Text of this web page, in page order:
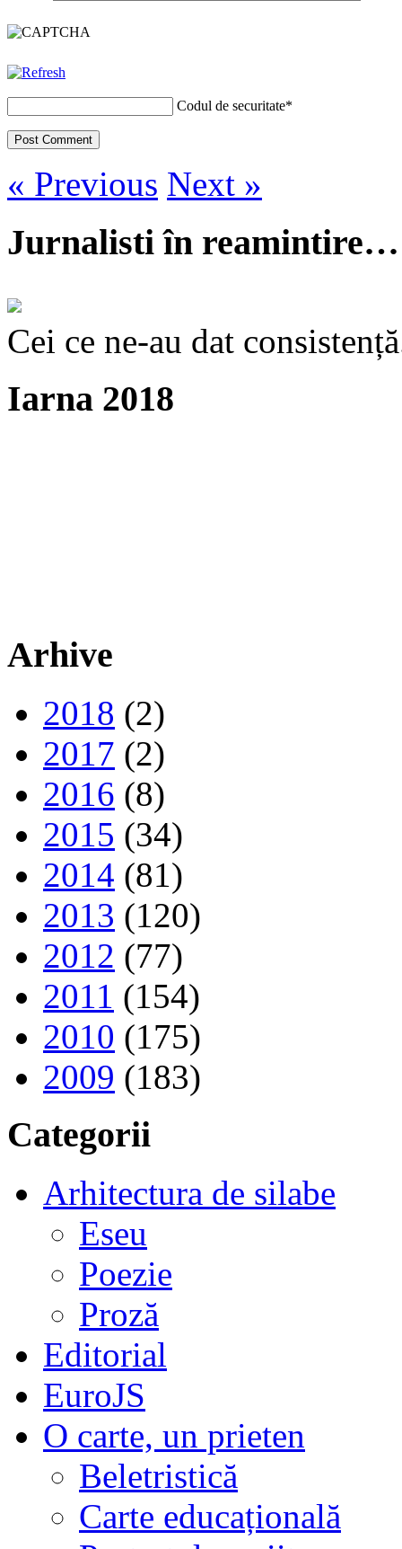
Codul de securitate*
« Previous Next »
Jurnalisti în reamintire…
Cei ce ne-au dat
Iarna 2018
Arhive
2018 (2)
2017 (2)
2016 (8)
2015 (34)
2014 (81)
2013 (120)
2012 (77)
2011 (154)
2010 (175)
2009 (183)
Categorii
Arhitectura de silabe
Eseu
Poezie
Proză
Editorial
EuroJS
O carte, un prieten
Beletristică
Carte educațională